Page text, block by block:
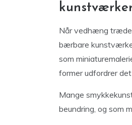
Når vedhæng
bærbare
som
former udfordrer
Mange
beundring, og som